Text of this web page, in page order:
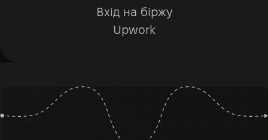
Вхід на біржу
Upwork